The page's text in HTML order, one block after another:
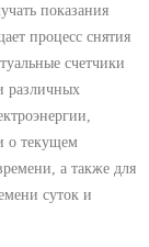
показания
процесс снятия
счетчики
различных
о текущем
а также для
суток и